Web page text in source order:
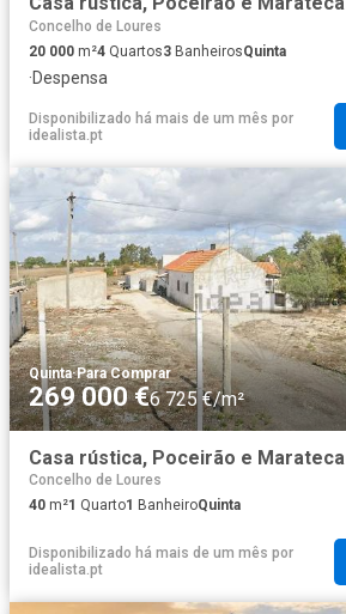
Concelho de Loures
20 000 m²4 Quartos3 BanheirosQuinta
·Despensa
Disponibilizado há mais de um mês por
idealista.pt
Quinta·Para Comprar
269 000 €6 725 €/m²
Casa rústica, Poceirão e Marateca
Concelho de Loures
40 m²1 Quarto1 BanheiroQuinta
Disponibilizado há mais de um mês por
idealista.pt